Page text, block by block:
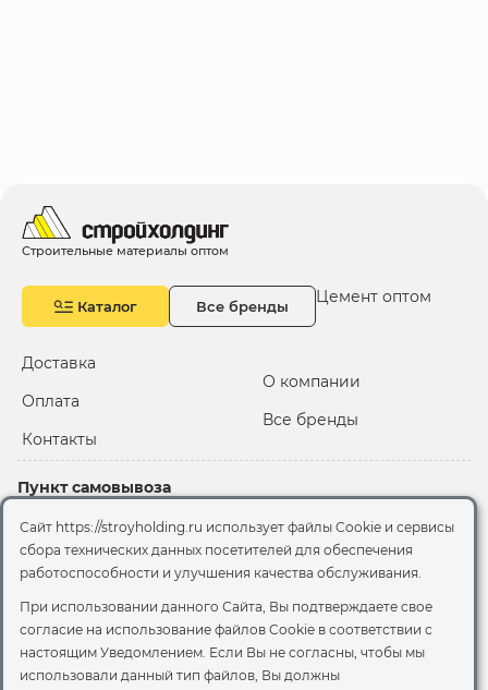
Строительные материалы оптом
Каталог Все бренды Цемент оптом
Доставка
Оплата
Контакты
О компании
Все бренды
Пункт самовывоза
2-й Иртышский проезд,
территория 2А стр.3
Офис
Москва, ул. Вятская, 49с1
© 2026 Стройхолдинг | г. Москва
Сайт https://stroyholding.ru использует файлы Cookie и сервисы
сбора технических данных посетителей для обеспечения
работоспособности и улучшения качества обслуживания.
При использовании данного Сайта, Вы подтверждаете свое
согласие на использование файлов Cookie в соответствии с
настоящим Уведомлением. Если Вы не согласны, чтобы мы
использовали данный тип файлов, Вы должны